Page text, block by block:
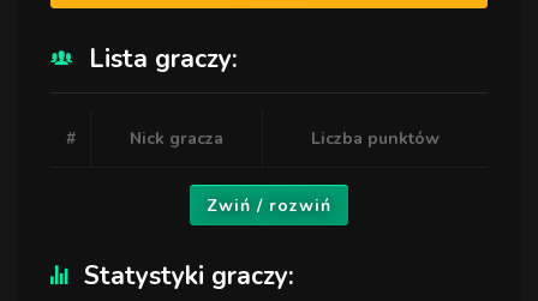
Lista graczy:
# Nick gracza Liczba punktów
Zwiń / rozwiń
Statystyki graczy: